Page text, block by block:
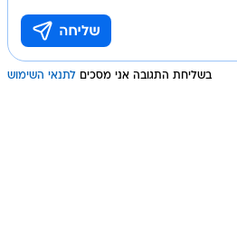
בשליחת התגובה אני מסכים לתנאי השימוש